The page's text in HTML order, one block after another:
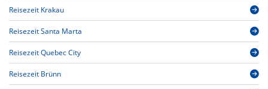
Reisezeit Krakau
Reisezeit Santa Marta
Reisezeit Quebec City
Reisezeit Brünn